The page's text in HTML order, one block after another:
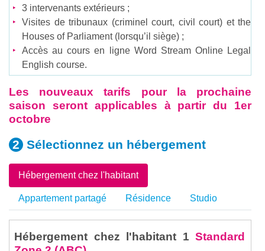
3 intervenants extérieurs ;
Visites de tribunaux (criminel court, civil court) et the
Houses of Parliament (lorsqu’il siège) ;
Accès au cours en ligne Word Stream Online Legal
English course.
Les nouveaux tarifs pour la prochaine
saison seront applicables à partir du 1er
octobre
Sélectionnez un hébergement
Hébergement chez l'habitant
Appartement partagé Résidence Studio
Hébergement chez l'habitant 1 Standard